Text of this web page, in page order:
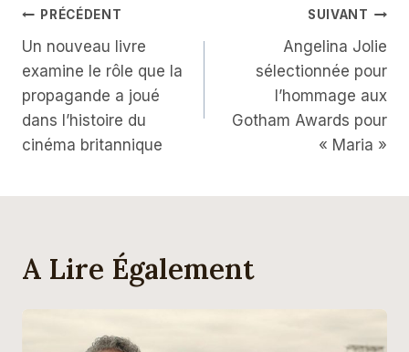
Navigation
De
L’article
PRÉCÉDENT
Un nouveau livre
examine le rôle que la
propagande a joué
dans l’histoire du
cinéma britannique
SUIVANT
Angelina Jolie
sélectionnée pour
l’hommage aux
Gotham Awards pour
« Maria »
A Lire Également